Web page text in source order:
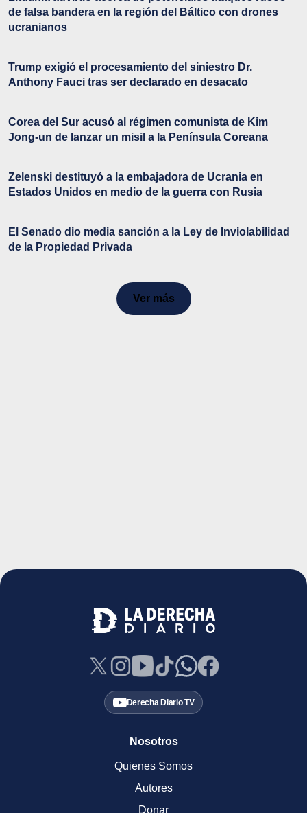
de falsa bandera en la región del Báltico con drones
ucranianos
Trump exigió el procesamiento del siniestro Dr.
Anthony Fauci tras ser declarado en desacato
Corea del Sur acusó al régimen comunista de Kim
Jong-un de lanzar un misil a la Península Coreana
Zelenski destituyó a la embajadora de Ucrania en
Estados Unidos en medio de la guerra con Rusia
El Senado dio media sanción a la Ley de Inviolabilidad
de la Propiedad Privada
Ver más
Derecha Diario TV
Nosotros
Quienes Somos
Autores
Donar